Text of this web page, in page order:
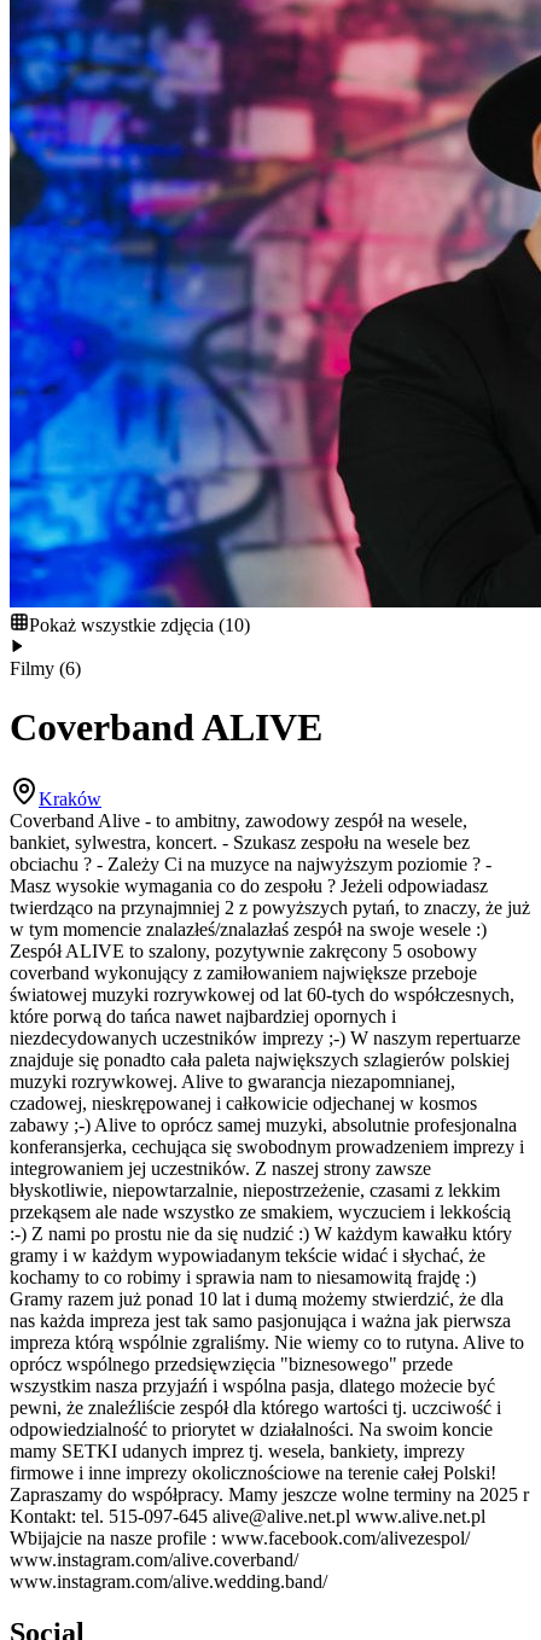
Pokaż wszystkie zdjęcia (10)
Filmy (6)
Coverband ALIVE
Kraków
Coverband Alive - to ambitny, zawodowy zespół na wesele,
bankiet, sylwestra, koncert. - Szukasz zespołu na wesele bez
obciachu ? - Zależy Ci na muzyce na najwyższym poziomie ? -
Masz wysokie wymagania co do zespołu ? Jeżeli odpowiadasz
twierdząco na przynajmniej 2 z powyższych pytań, to znaczy, że już
w tym momencie znalazłeś/znalazłaś zespół na swoje wesele :)
Zespół ALIVE to szalony, pozytywnie zakręcony 5 osobowy
coverband wykonujący z zamiłowaniem największe przeboje
światowej muzyki rozrywkowej od lat 60-tych do współczesnych,
które porwą do tańca nawet najbardziej opornych i
niezdecydowanych uczestników imprezy ;-) W naszym repertuarze
znajduje się ponadto cała paleta największych szlagierów polskiej
muzyki rozrywkowej. Alive to gwarancja niezapomnianej,
czadowej, nieskrępowanej i całkowicie odjechanej w kosmos
zabawy ;-) Alive to oprócz samej muzyki, absolutnie profesjonalna
konferansjerka, cechująca się swobodnym prowadzeniem imprezy i
integrowaniem jej uczestników. Z naszej strony zawsze
błyskotliwie, niepowtarzalnie, niepostrzeżenie, czasami z lekkim
przekąsem ale nade wszystko ze smakiem, wyczuciem i lekkością
:-) Z nami po prostu nie da się nudzić :) W każdym kawałku który
gramy i w każdym wypowiadanym tekście widać i słychać, że
kochamy to co robimy i sprawia nam to niesamowitą frajdę :)
Gramy razem już ponad 10 lat i dumą możemy stwierdzić, że dla
nas każda impreza jest tak samo pasjonująca i ważna jak pierwsza
impreza którą wspólnie zgraliśmy. Nie wiemy co to rutyna. Alive to
oprócz wspólnego przedsięwzięcia "biznesowego" przede
wszystkim nasza przyjaźń i wspólna pasja, dlatego możecie być
pewni, że znaleźliście zespół dla którego wartości tj. uczciwość i
odpowiedzialność to priorytet w działalności. Na swoim koncie
mamy SETKI udanych imprez tj. wesela, bankiety, imprezy
firmowe i inne imprezy okolicznościowe na terenie całej Polski!
Zapraszamy do współpracy. Mamy jeszcze wolne terminy na 2025 r
Kontakt: tel. 515-097-645 alive@alive.net.pl www.alive.net.pl
Wbijajcie na nasze profile : www.facebook.com/alivezespol/
www.instagram.com/alive.coverband/
www.instagram.com/alive.wedding.band/
Social